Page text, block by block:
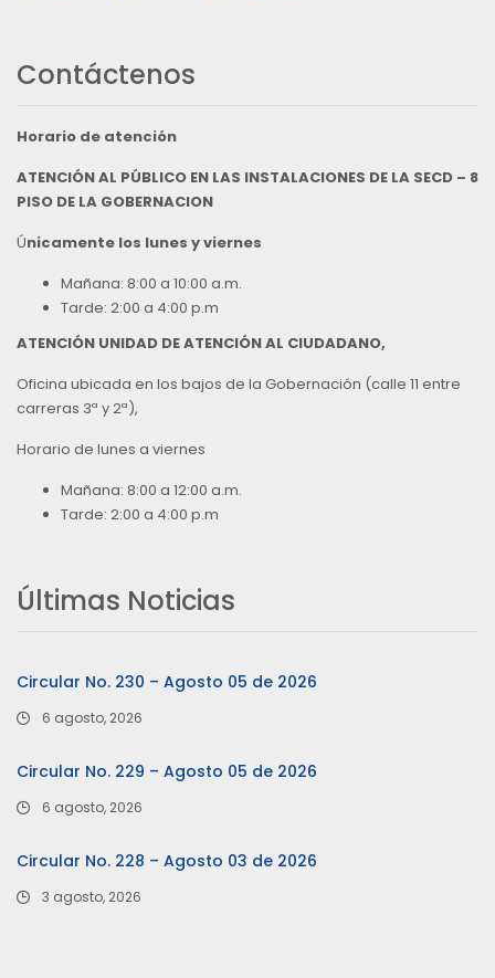
Contáctenos
Horario de atención
ATENCIÓN AL PÚBLICO EN LAS INSTALACIONES DE LA SECD – 8
PISO DE LA GOBERNACION
Únicamente los lunes y viernes
Mañana: 8:00 a 10:00 a.m.
Tarde: 2:00 a 4:00 p.m
ATENCIÓN UNIDAD DE ATENCIÓN AL CIUDADANO,
Oficina ubicada en los bajos de la Gobernación (calle 11 entre
carreras 3ª y 2ª),
Horario de lunes a viernes
Mañana: 8:00 a 12:00 a.m.
Tarde: 2:00 a 4:00 p.m
Últimas Noticias
Circular No. 230 – Agosto 05 de 2026
6 agosto, 2026
Circular No. 229 – Agosto 05 de 2026
6 agosto, 2026
Circular No. 228 – Agosto 03 de 2026
3 agosto, 2026